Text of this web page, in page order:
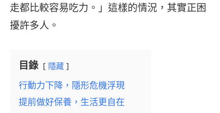
走都比較容易吃力。」這樣的情況，其實正困
擾許多人。
目錄 隱藏
行動力下降，隱形危機浮現
提前做好保養，生活更自在